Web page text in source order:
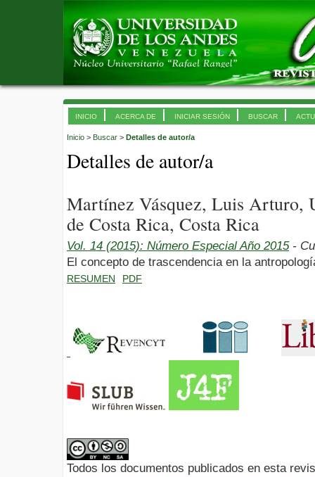
INICIO ACERCA DE INICIAR SESIÓN BUSCAR
Inicio > Buscar > Detalles de autor/a
Detalles de autor/a
Martínez Vásquez, Luis Arturo,
de Costa Rica, Costa Rica
Vol. 14 (2015): Número Especial Año 2015-
El concepto de trascendencia en la
RESUMEN PDF
Todos los documentos publicados en esta